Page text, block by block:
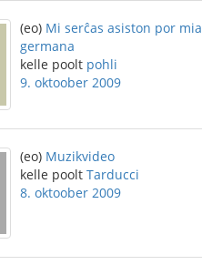
(eo) Mi serĉas asiston por mia
germana
kelle poolt pohli
9. oktoober 2009
(eo) Muzikvideo
kelle poolt Tarducci
8. oktoober 2009